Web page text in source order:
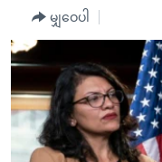
ကျော်
ကြည့်
ရန်
ပင်မ
အ
အမေရိကန်သုံးအီဒီယံ
မကြေးမုံရဲ့ အင်္ဂလိပ်စာ
ရုပ်ရှင်ထဲက အင်္ဂလိပ်စာ
သုတပဒေသာ အင်္ဂလိပ်စာ
အပတ်စဉ်ကဏ္ဍများ
တီဗွီ
ရေဒီယိုနှင့်ရုပ်သံ အချက်
ရေဒီယို/တီဗွီအစီအစဉ်
Learning English
မျှဝေပါ